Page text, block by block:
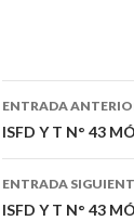
de
entradas
ENTRADA
ISFD Y T N° 43
ENTRADA
ISFD Y T N° 43